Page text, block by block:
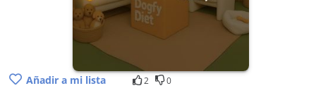
Añadir a mi lista 2 0